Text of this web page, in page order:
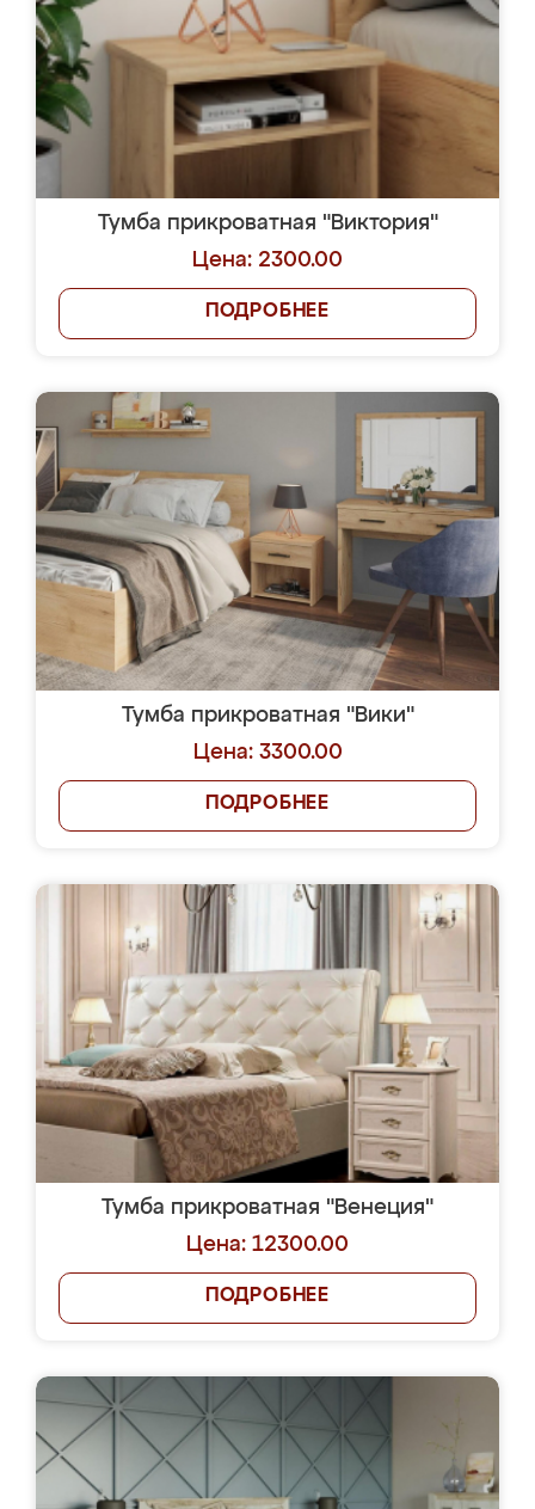
Тумба прикроватная "Виктория"
Цена: 2300.00
ПОДРОБНЕЕ
Тумба прикроватная "Вики"
Цена: 3300.00
ПОДРОБНЕЕ
Тумба прикроватная "Венеция"
Цена: 12300.00
ПОДРОБНЕЕ